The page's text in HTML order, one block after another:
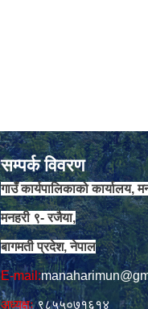
सम्पर्क विवरण
गाउँ कार्यपालिकाको कार्यालय,
मनहरी ९- रजैया,
बागमती प्रदेश, नेपाल
E-mail:
अध्यक्षः९८५५०७१६१४